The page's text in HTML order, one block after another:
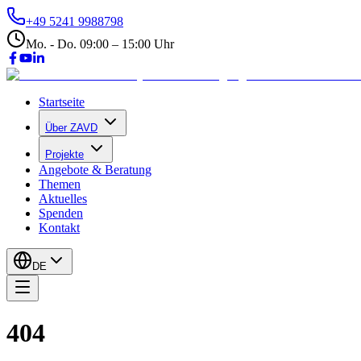
+49 5241 9988798
Mo. - Do. 09:00 – 15:00 Uhr
Startseite
Über ZAVD
Projekte
Angebote & Beratung
Themen
Aktuelles
Spenden
Kontakt
DE
404